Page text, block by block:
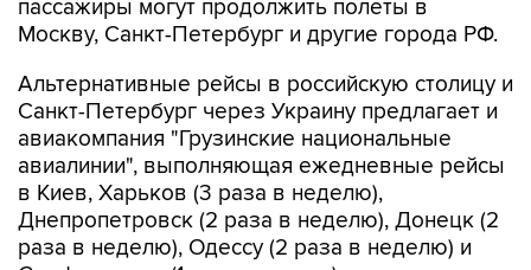
Альтернативные рейсы в российскую столицу и
авиакомпания "Грузинские национальные
авиалинии", выполняющая ежедневные рейсы
в Киев, Харьков (3 раза в неделю),
Днепропетровск (2 раза в неделю), Донецк (2
раза в неделю), Одессу (2 раза в неделю) и
Симферополь (1 раз в неделю).